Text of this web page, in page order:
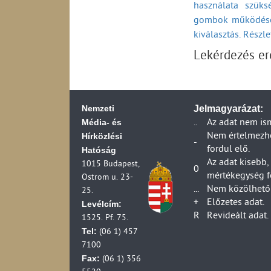
Dankó Rádió
(2012-2023)
RETRO Rádió
Digitális rádiós
összesen (1990-
Földfelszíni
kisugárzott
Országos
lakosságának
Digitális
Digitális televízió-
Digitális
Digitális
Digitális televízió-
Kereskedelmi
száma az effektív
Televízió-
Kézikészülékhez
adás az
Az RTL- Klub
Az m1
Országos analóg
(1997-2012)
Országos analóg
(1990-2012)
Az m2
A TV2
Kísérleti
telephelye és a
Helyi televízió
használata
gombok
kiválasztás.
Lekérdezés
Nemzeti
Média- és
Hírközlési
Hatóság
1015 Budapest,
Ostrom u. 23-
25.
Levélcím:
1525. Pf. 75.
Tel: (06 1) 457
7100
Fax: (06 1) 356
Jelmagyarázat:
..
Az adat nem
-
Nem
fordul elő.
0
Az adat
mértékegység
...
Nem
+
Előzetes adat.
R
Revideált adat.